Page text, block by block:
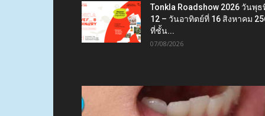
Tonkla Roadshow 2026 วันพุธ
12 – วันอาทิตย์ที่ 16 สิงหาคม
ที่ชั้น...
07/08/2026